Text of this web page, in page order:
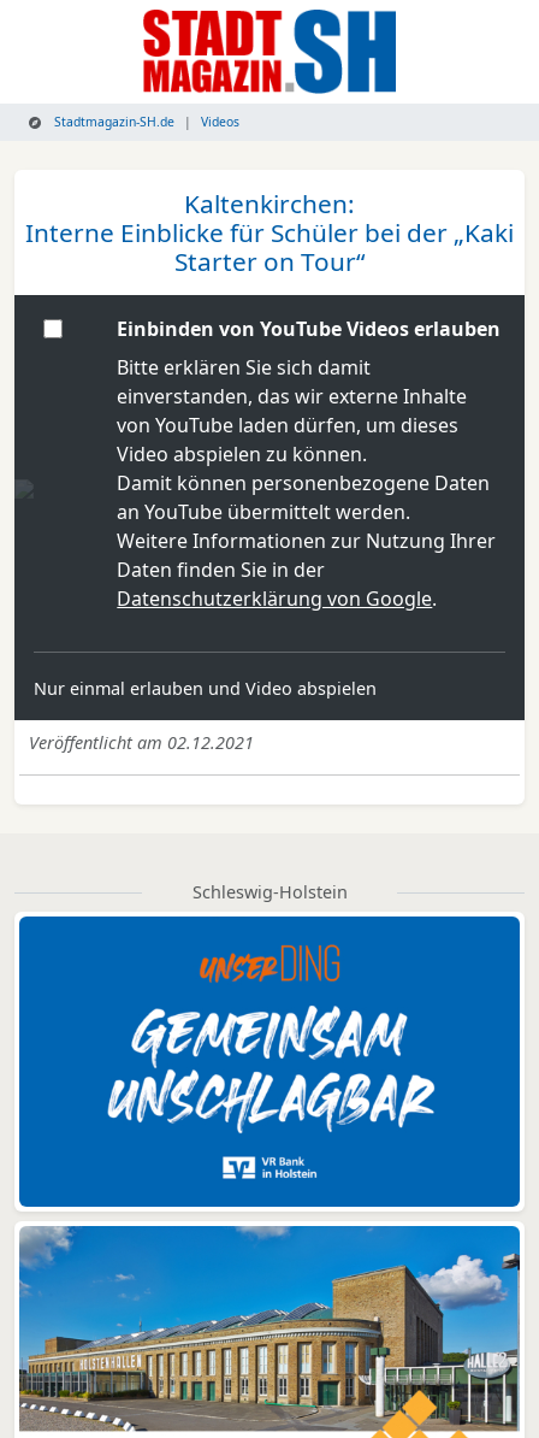
Stadtmagazin-SH.de Videos
Kaltenkirchen:
Interne Einblicke für Schüler bei der „Kaki
Starter on Tour“
Einbinden von YouTube Videos erlauben
Bitte erklären Sie sich damit
einverstanden, das wir externe Inhalte
von YouTube laden dürfen, um dieses
Video abspielen zu können.
Damit können personenbezogene Daten
an YouTube übermittelt werden.
Weitere Informationen zur Nutzung Ihrer
Daten finden Sie in der
Datenschutzerklärung von Google.
Nur einmal erlauben und Video abspielen
Veröffentlicht am 02.12.2021
Schleswig-Holstein